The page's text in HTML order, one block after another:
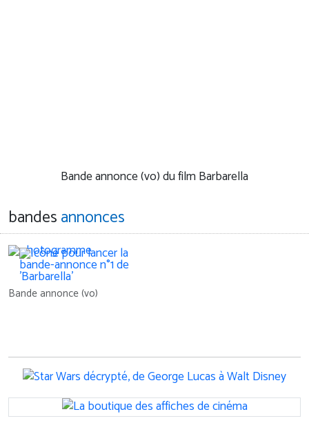
Bande annonce (vo) du film Barbarella
bandesannonces
Bande annonce (vo)